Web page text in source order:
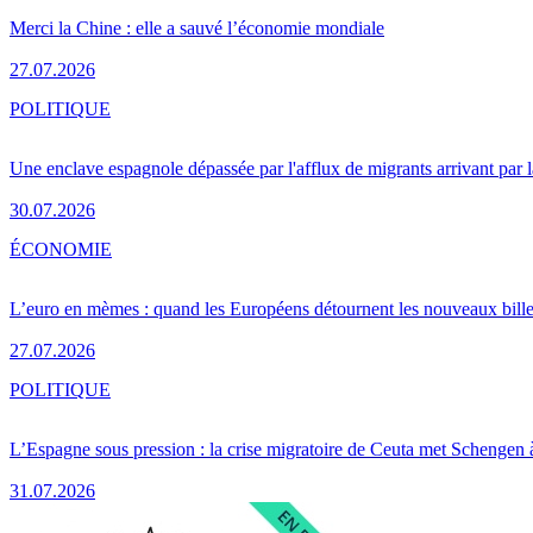
Merci la Chine : elle a sauvé l’économie mondiale
27.07.2026
Une enclave espagnole dépassée par l'afflux de migrants arrivant par
30.07.2026
POLITIQUE
L’euro en mèmes : quand les Européens détournent les nouveaux
27.07.2026
ÉCONOMIE
L’Espagne sous pression : la crise migratoire de Ceuta met Schengen
31.07.2026
POLITIQUE